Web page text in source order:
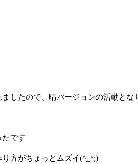
したので、晴バージョンの活動とな
たです
方がちょっとムズイ(^_^;)